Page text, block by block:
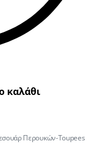
καλάθι
Περουκών-Toupees